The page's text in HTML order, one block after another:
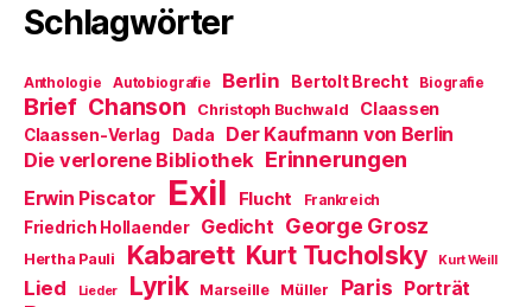
Schlagwörter
Anthologie Autobiografie Berlin Bertolt Brecht Biografie
Brief Chanson Christoph Buchwald Claassen
Claassen-Verlag Dada Der Kaufmann von Berlin
Die verlorene Bibliothek Erinnerungen
Erwin Piscator Exil Flucht Frankreich
Friedrich Hollaender Gedicht George Grosz
Hertha Pauli Kabarett Kurt Tucholsky Kurt Weill
Lied Lieder Lyrik Marseille Müller Paris Porträt